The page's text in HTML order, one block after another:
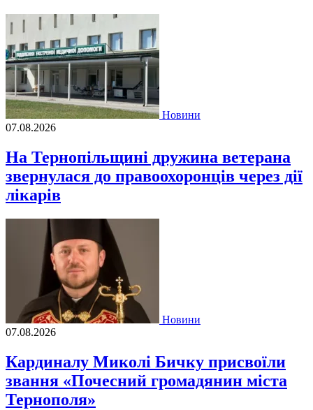
Новини
07.08.2026
На Тернопільщині дружина ветерана
звернулася до правоохоронців через дії
лікарів
Новини
07.08.2026
Кардиналу Миколі Бичку присвоїли
звання «Почесний громадянин міста
Тернополя»